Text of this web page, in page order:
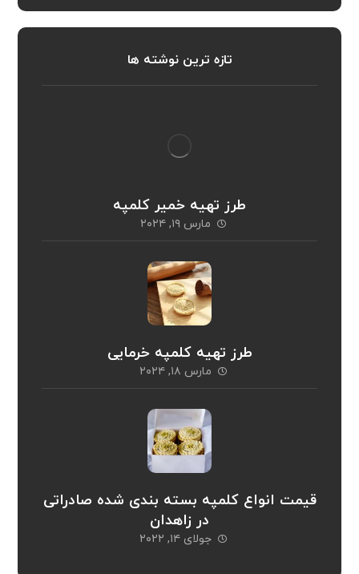
تازه ترین نوشته ها
طرز تهیه خمیر کلمپه
مارس ۱۹, ۲۰۲۴
طرز تهیه کلمپه خرمایی
مارس ۱۸, ۲۰۲۴
قیمت انواع کلمپه بسته بندی شده صادراتی
در زاهدان
جولای ۱۴, ۲۰۲۲